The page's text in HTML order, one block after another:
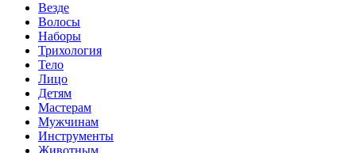
Везде
Волосы
Наборы
Трихология
Тело
Лицо
Детям
Мастерам
Мужчинам
Инструменты